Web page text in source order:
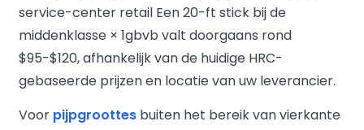
service-center retail Een 20-ft stick bij de
middenklasse × 1gbvb valt doorgaans rond
$95-$120, afhankelijk van de huidige HRC-
gebaseerde prijzen en locatie van uw leverancier.
Voor pijpgroottesbuiten het bereik van vierkante